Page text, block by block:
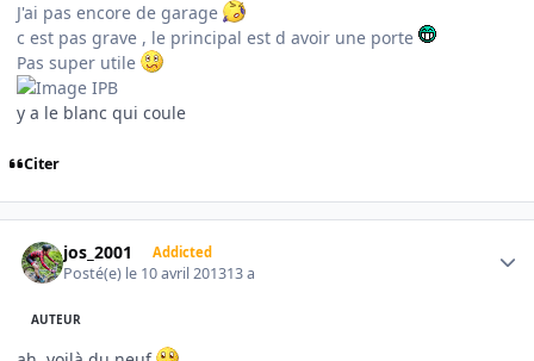
J'ai pas encore de garage
c est pas grave , le principal est d avoir une porte
Pas super utile
y a le blanc qui coule
Citer
jos_2001 Addicted
Posté(e) le 10 avril 201313 a
AUTEUR